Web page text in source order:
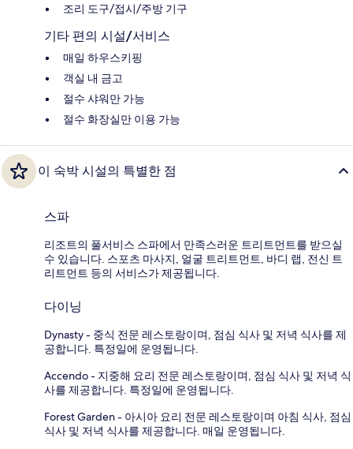
조리 도구/접시/주방 기구
기타 편의 시설/서비스
매일 하우스키핑
객실 내 금고
절수 샤워만 가능
절수 화장실만 이용 가능
이 숙박 시설의 특별한 점
스파
리조트의 풀서비스 스파에서 만족스러운 트리트먼트를 받으실
수 있습니다. 스포츠 마사지, 얼굴 트리트먼트, 바디 랩, 전신 트
리트먼트 등의 서비스가 제공됩니다.
다이닝
Dynasty - 중식 전문 레스토랑이며, 점심 식사 및 저녁 식사를 제
공합니다. 특정일에 운영됩니다.
Accendo - 지중해 요리 전문 레스토랑이며, 점심 식사 및 저녁 식
사를 제공합니다. 특정일에 운영됩니다.
Forest Garden - 아시아 요리 전문 레스토랑이며 아침 식사, 점심
식사 및 저녁 식사를 제공합니다. 매일 운영됩니다.